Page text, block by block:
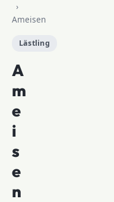
›
Ameisen
Lästling
A
m
e
i
s
e
n